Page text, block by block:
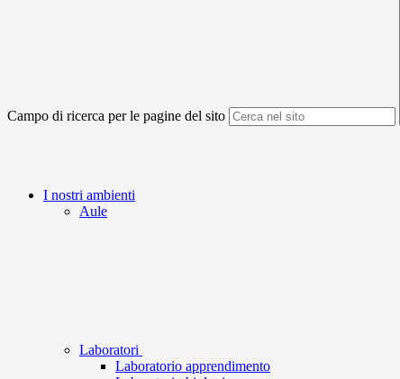
Campo di ricerca per le pagine del sito
I nostri ambienti
Aule
Laboratori
Laboratorio apprendimento